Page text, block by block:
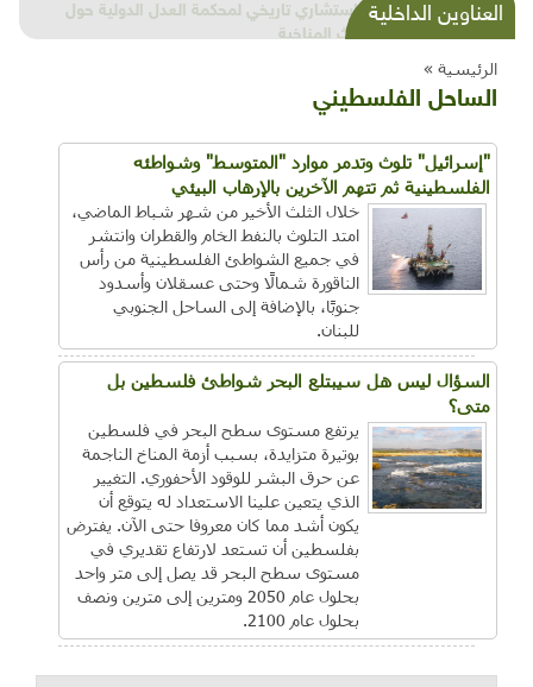
العناوين الداخليةشذرات بيئية وتنموية...بنية تحتية وحلويات قبيحة
وحاكورة ونوبل وزيتون و"سيباط"
الرئيسية »
الساحل الفلسطيني
"إسرائيل" تلوث وتدمر موارد "المتوسط" وشواطئه
الفلسطينية ثم تتهم الآخرين بالإرهاب البيئي
خلال الثلث الأخير من شهر شباط الماضي،
امتد التلوث بالنفط الخام والقطران وانتشر
في جميع الشواطئ الفلسطينية من رأس
الناقورة شمالًا وحتى عسقلان وأسدود
جنوبًا، بالإضافة إلى الساحل الجنوبي
للبنان.
السؤال ليس هل سيبتلع البحر شواطئ فلسطين بل
متى؟
يرتفع مستوى سطح البحر في فلسطين
بوتيرة متزايدة، بسبب أزمة المناخ الناجمة
عن حرق البشر للوقود الأحفوري. التغيير
الذي يتعين علينا الاستعداد له يتوقع أن
يكون أشد مما كان معروفا حتى الآن. يفترض
بفلسطين أن تستعد لارتفاع تقديري في
مستوى سطح البحر قد يصل إلى متر واحد
بحلول عام 2050 ومترين إلى مترين ونصف
بحلول عام 2100.